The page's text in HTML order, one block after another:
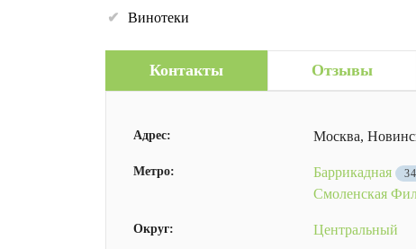
Винотеки
Контакты Отзывы
Адрес: Москва,
Метро: Баррикадная
Смоленская
Округ: Центральный